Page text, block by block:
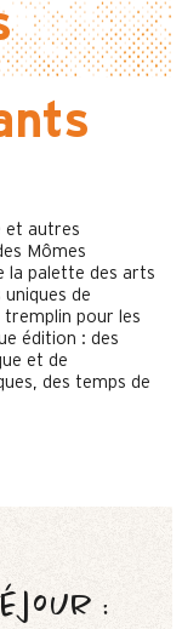
et autres
Mômes
la palette des arts
de
tremplin pour les
édition : des
et de
des temps de
: